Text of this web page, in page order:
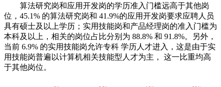
算法研究岗和应用开发岗的学历准入门槛远高于其他岗
位，45.1% 的算法研究岗和 41.9%的应用开发岗要求应聘人员
具有硕士及以上学历；实用技能岗和产品经理岗的准入门槛为
本科及以上，相关的岗位占比分别为 88.8% 和 91.8%。另外，
当前 6.9% 的实用技能岗允许专科 学历人才进入，这是由于实
用技能岗普遍以计算机相关技能型人才为主， 这一比重均高
于其他岗位。